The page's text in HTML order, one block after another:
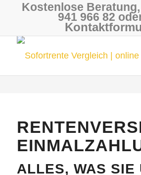
Kostenlose Beratung,
941 966 82
ALLES, WAS SIE